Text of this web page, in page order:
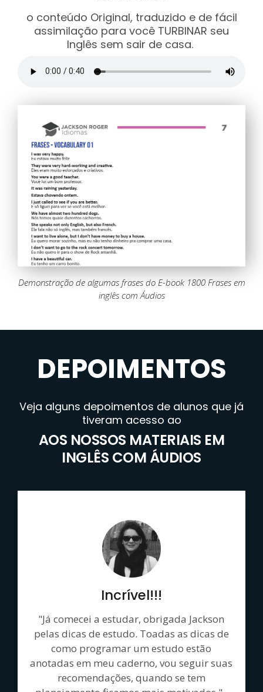
o conteúdo Original, traduzido e de fácil
assimilação para você TURBINAR seu
Inglês sem sair de casa.
Demonstração de algumas frases do E-book 1800 Frases em
inglês com Áudios
DEPOIMENTOS
Veja alguns depoimentos de alunos que já
tiveram acesso ao
AOS NOSSOS MATERIAIS EM
INGLÊS COM ÁUDIOS
Incrível!!!
"Já comecei a estudar, obrigada Jackson
pelas dicas de estudo. Toadas as dicas de
como programar um estudo estão
anotadas em meu caderno, vou seguir suas
recomendações, quando se tem